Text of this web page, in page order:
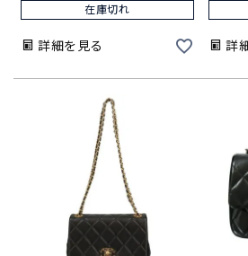
在庫切れ
詳細を見る 詳